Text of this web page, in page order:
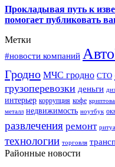
Прокладывая путь к
помогает публиковать
Метки
#новости компаний
Гродно МЧС гродно СТО
грузоперевозки деньги
интерьер коррупция кофе
металл недвижимость ноутбук
развлечения ремонт
технологии торговля
Районные новости